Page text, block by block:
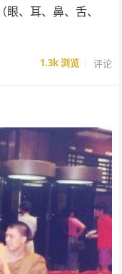
、耳、鼻、舌、
1.3k浏览 评论